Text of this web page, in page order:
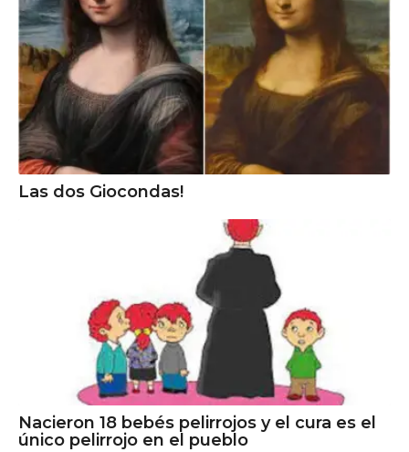
Las dos Giocondas!
Nacieron 18 bebés pelirrojos y el cura es el
único pelirrojo en el pueblo